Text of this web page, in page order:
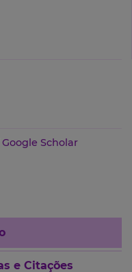
Scholar
e Citações